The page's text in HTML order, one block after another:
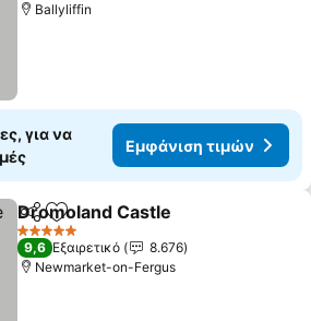
Ballyliffin
για να
Εμφάνιση τιμών
Κοινοποίηση
Προσθήκη στα αγαπημένα
Dromoland Castle
5 Αστέρια
9,6 Εξαιρετικό
8.676
Newmarket-on-Fergus